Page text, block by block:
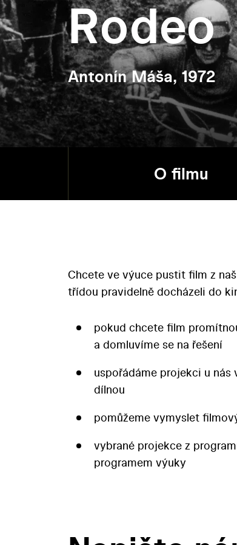
Rodeo
Antonín Máša, 1972
O filmu
Chcete ve výuce pustit film z
třídou pravidelně docházeli do
pokud chcete film
a domluvíme se na řešení
uspořádáme projekci u nás
dílnou
pomůžeme vymyslet
vybrané projekce z
programem výuky